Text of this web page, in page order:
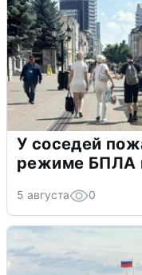
У соседей
режиме БПЛА
5 августа 0